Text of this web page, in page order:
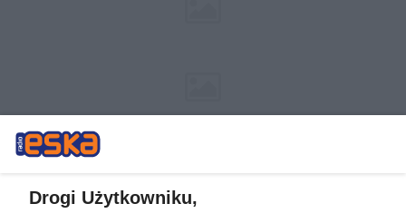
Drogi Użytkowniku,